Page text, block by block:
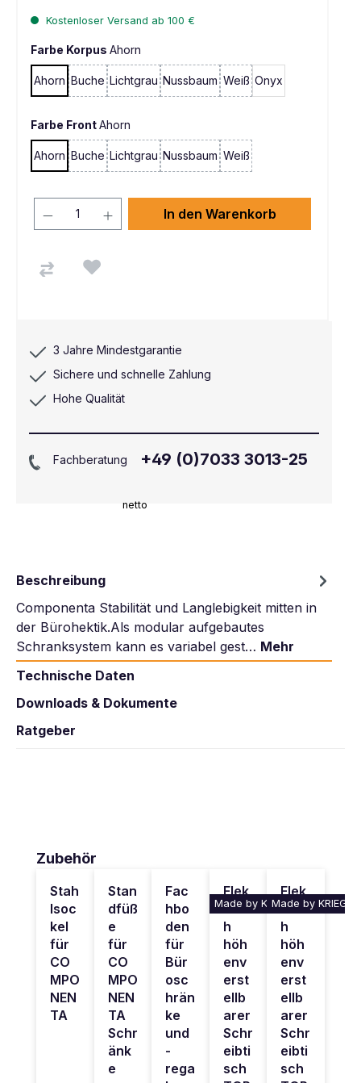
netto
Kostenloser Versand ab 100 €
Farbe Korpus Ahorn
Ahorn Buche Lichtgrau Nussbaum Weiß Onyx
Farbe FrontAhorn
Ahorn Buche Lichtgrau Nussbaum Weiß
In den Warenkorb
3 Jahre Mindestgarantie
Sichere und schnelle Zahlung
Hohe Qualität
Fachberatung +49 (0)7033 3013-25
Beschreibung
Componenta Stabilität und Langlebigkeit mitten in
der Bürohektik.Als modular aufgebautes
Schranksystem kann es variabel gest… Mehr
Technische Daten
Downloads & Dokumente
Ratgeber
Produktgalerie überspringen
Zubehör
Stah
lsoc
kel
für
CO
MPO
NEN
TA
Stan
dfüß
e
für
CO
MPO
NEN
TA
Schr
änk
e
Fac
hbo
den
für
Bür
osc
hrän
ke
und
-
rega
Made by KRIEG
Elek
trisc
h
höh
env
erst
ellb
arer
Schr
eibti
sch
Made by KRIEG
Elek
trisc
h
höh
env
erst
ellb
arer
Schr
eibti
sch